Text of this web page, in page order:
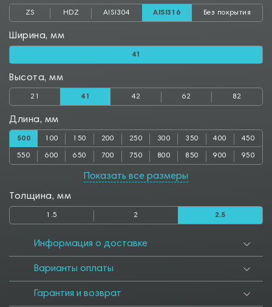
ZS HDZ AISI304 AISI316 Без покрытия
Ширина, мм
41
Высота, мм
21 41 42 62 82
Длина, мм
500 100 150 200 250 300 350 400 450
550 600 650 700 750 800 850 900 950
1000
Показать все размеры
Толщина, мм
1.5 2 2.5
Информация о доставке
Варианты оплаты
Гарантия и возврат